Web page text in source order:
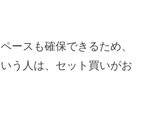
ースも確保できるため、
う人は、セット買いがお